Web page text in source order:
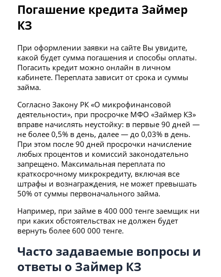
Погашение кредита Займер
КЗ
При оформлении заявки на сайте Вы увидите,
какой будет сумма погашения и способы оплаты.
Погасить кредит можно онлайн в личном
кабинете. Переплата зависит от срока и суммы
займа.
Согласно Закону РК «О микрофинансовой
деятельности», при просрочке МФО «Займер КЗ»
вправе начислять неустойку: в первые 90 дней —
не более 0,5% в день, далее — до 0,03% в день.
При этом после 90 дней просрочки начисление
любых процентов и комиссий законодательно
запрещено. Максимальная переплата по
краткосрочному микрокредиту, включая все
штрафы и вознаграждения, не может превышать
50% от суммы первоначального займа.
Например, при займе в 400 000 тенге заемщик ни
при каких обстоятельствах не должен будет
вернуть более 600 000 тенге.
Часто задаваемые вопросы и
ответы о Займер КЗ